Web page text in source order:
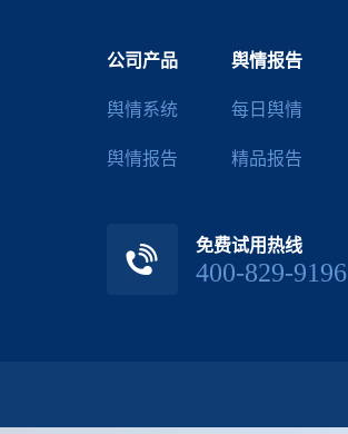
公司产品
舆情系统
舆情报告
舆情报告
每日舆情
精品报告
免费试用热线
400-829-9196